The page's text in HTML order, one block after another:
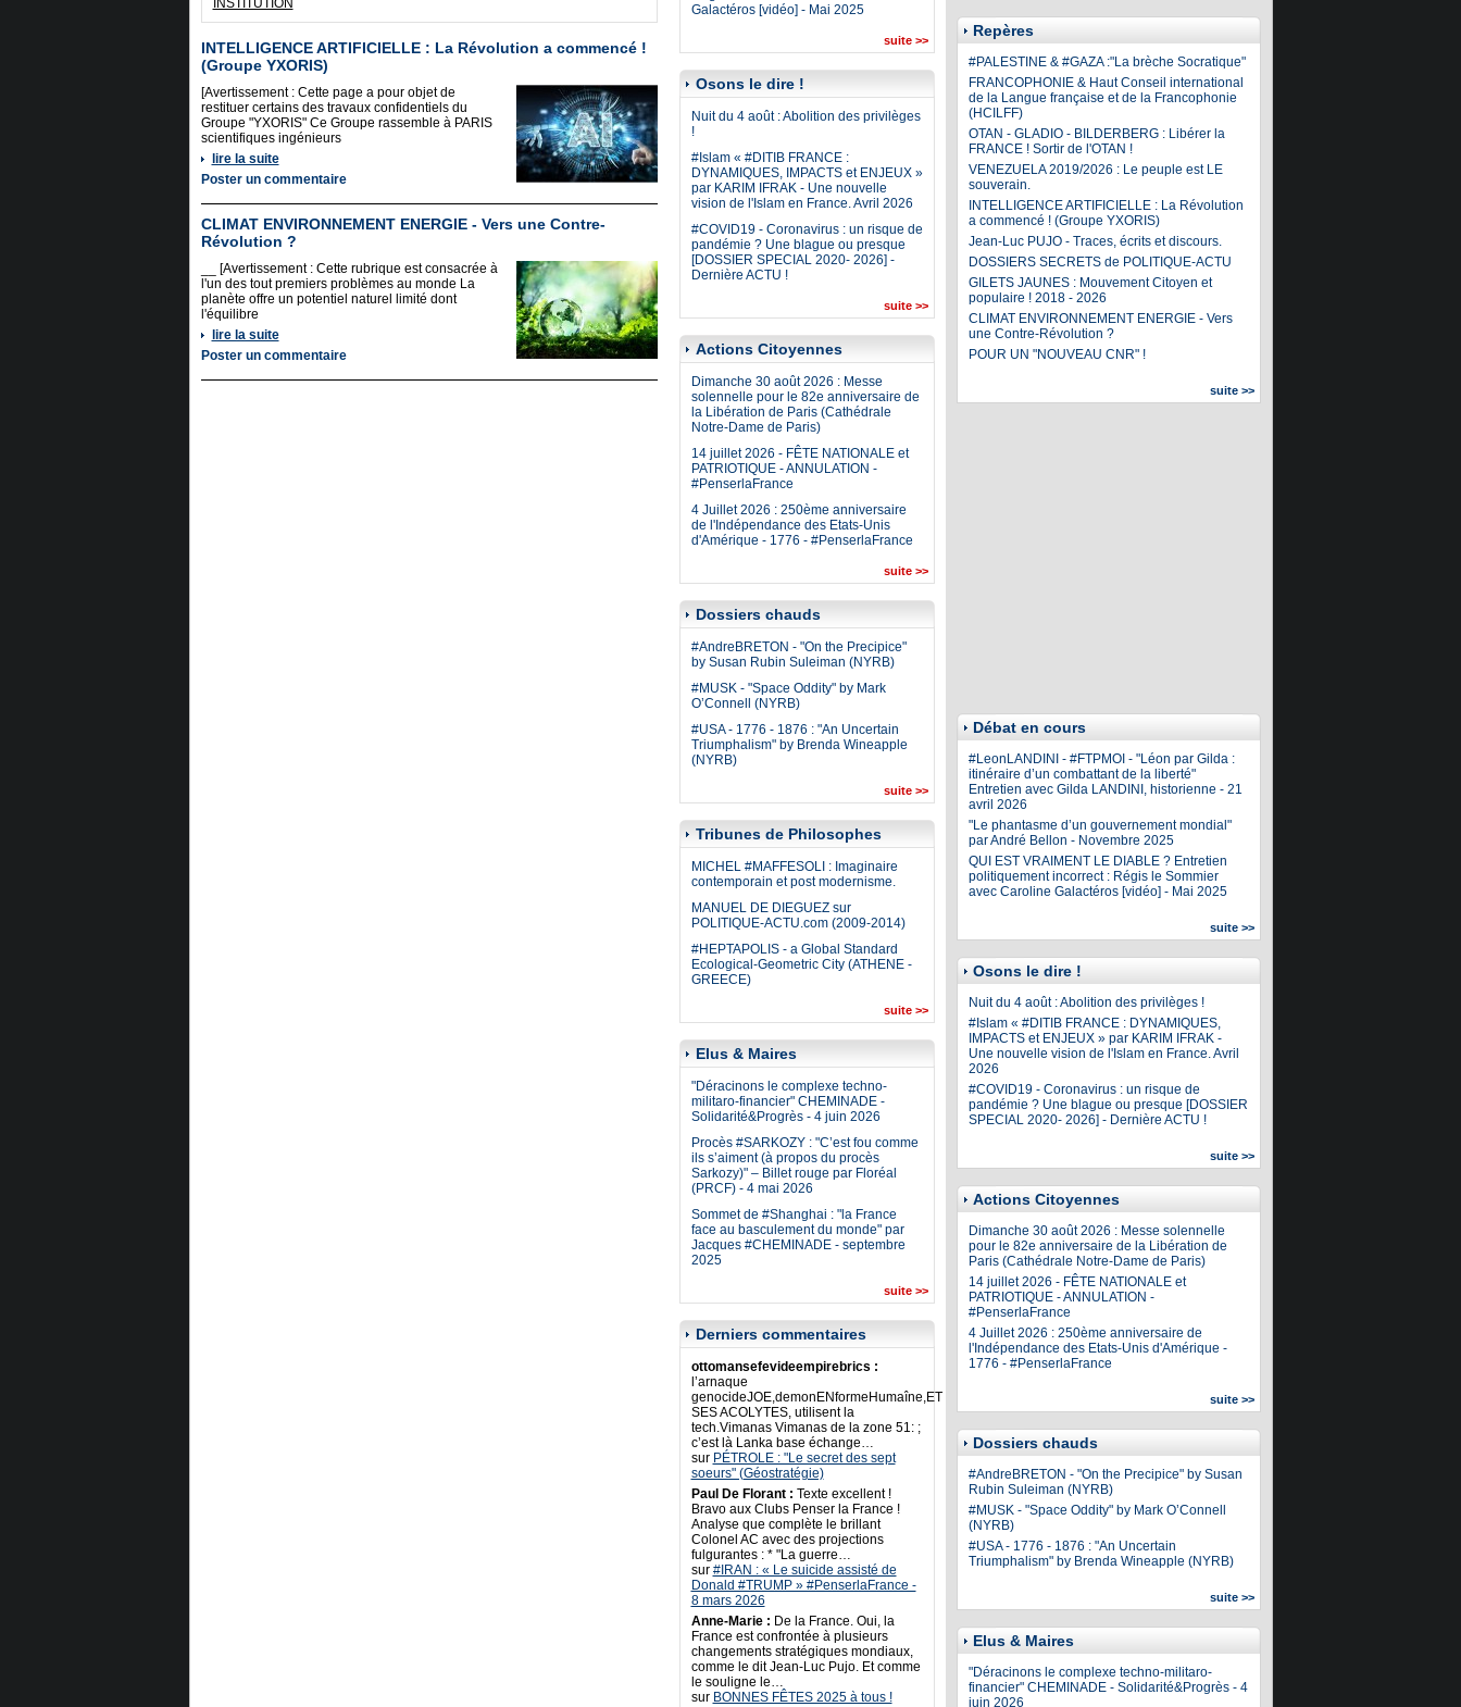
INSTITUTION
INTELLIGENCE ARTIFICIELLE : La Révolution a commencé !
(Groupe YXORIS)
[Avertissement : Cette page a pour objet de
restituer certains des travaux confidentiels du
Groupe "YXORIS" Ce Groupe rassemble à PARIS
scientifiques ingénieurs
lire la suite
Poster un commentaire
CLIMAT ENVIRONNEMENT ENERGIE - Vers une Contre-
Révolution ?
__ [Avertissement : Cette rubrique est consacrée à
l'un des tout premiers problèmes au monde La
planète offre un potentiel naturel limité dont
l'équilibre
lire la suite
Poster un commentaire
Galactéros [vidéo] - Mai 2025
suite >>
Osons le dire !
Nuit du 4 août : Abolition des privilèges
!
#Islam « #DITIB FRANCE :
DYNAMIQUES, IMPACTS et ENJEUX »
par KARIM IFRAK - Une nouvelle
vision de l'Islam en France. Avril 2026
#COVID19 - Coronavirus : un risque de
pandémie ? Une blague ou presque
[DOSSIER SPECIAL 2020- 2026] -
Dernière ACTU !
suite >>
Actions Citoyennes
Dimanche 30 août 2026 : Messe
solennelle pour le 82e anniversaire de
la Libération de Paris (Cathédrale
Notre-Dame de Paris)
14 juillet 2026 - FÊTE NATIONALE et
PATRIOTIQUE - ANNULATION -
#PenserlaFrance
4 Juillet 2026 : 250ème anniversaire
de l'Indépendance des Etats-Unis
d'Amérique - 1776 - #PenserlaFrance
suite >>
Dossiers chauds
#AndreBRETON - "On the Precipice"
by Susan Rubin Suleiman (NYRB)
#MUSK - "Space Oddity" by Mark
O’Connell (NYRB)
#USA - 1776 - 1876 : "An Uncertain
Triumphalism" by Brenda Wineapple
(NYRB)
suite >>
Tribunes de Philosophes
MICHEL #MAFFESOLI : Imaginaire
contemporain et post modernisme.
MANUEL DE DIEGUEZ sur
POLITIQUE-ACTU.com (2009-2014)
#HEPTAPOLIS - a Global Standard
Ecological-Geometric City (ATHENE -
GREECE)
suite >>
Elus & Maires
"Déracinons le complexe techno-
militaro-financier" CHEMINADE -
Solidarité&Progrès - 4 juin 2026
Procès #SARKOZY : "C’est fou comme
ils s’aiment (à propos du procès
Sarkozy)" – Billet rouge par Floréal
(PRCF) - 4 mai 2026
Sommet de #Shanghai : "la France
face au basculement du monde" par
Jacques #CHEMINADE - septembre
2025
suite >>
Derniers commentaires
ottomansefevideempirebrics :
l’arnaque
genocideJOE,demonENformeHumaîne,ET
SES ACOLYTES, utilisent la
tech.Vimanas Vimanas de la zone 51: ;
c’est là Lanka base échange…
sur PÉTROLE : "Le secret des sept
soeurs" (Géostratégie)
Paul De Florant : Texte excellent !
Bravo aux Clubs Penser la France !
Analyse que complète le brillant
Colonel AC avec des projections
fulgurantes : * "La guerre…
sur #IRAN : « Le suicide assisté de
Donald #TRUMP » #PenserlaFrance -
8 mars 2026
Anne-Marie : De la France. Oui, la
France est confrontée à plusieurs
changements stratégiques mondiaux,
comme le dit Jean-Luc Pujo. Et comme
le souligne le…
sur BONNES FÊTES 2025 à tous !
Repères
#PALESTINE & #GAZA :"La brèche Socratique"
FRANCOPHONIE & Haut Conseil international
de la Langue française et de la Francophonie
(HCILFF)
OTAN - GLADIO - BILDERBERG : Libérer la
FRANCE ! Sortir de l'OTAN !
VENEZUELA 2019/2026 : Le peuple est LE
souverain.
INTELLIGENCE ARTIFICIELLE : La Révolution
a commencé ! (Groupe YXORIS)
Jean-Luc PUJO - Traces, écrits et discours.
DOSSIERS SECRETS de POLITIQUE-ACTU
GILETS JAUNES : Mouvement Citoyen et
populaire ! 2018 - 2026
CLIMAT ENVIRONNEMENT ENERGIE - Vers
une Contre-Révolution ?
POUR UN "NOUVEAU CNR" !
suite >>
Débat en cours
#LeonLANDINI - #FTPMOI - "Léon par Gilda :
itinéraire d’un combattant de la liberté"
Entretien avec Gilda LANDINI, historienne - 21
avril 2026
"Le phantasme d’un gouvernement mondial"
par André Bellon - Novembre 2025
QUI EST VRAIMENT LE DIABLE ? Entretien
politiquement incorrect : Régis le Sommier
avec Caroline Galactéros [vidéo] - Mai 2025
suite >>
Osons le dire !
Nuit du 4 août : Abolition des privilèges !
#Islam « #DITIB FRANCE : DYNAMIQUES,
IMPACTS et ENJEUX » par KARIM IFRAK -
Une nouvelle vision de l'Islam en France. Avril
2026
#COVID19 - Coronavirus : un risque de
pandémie ? Une blague ou presque [DOSSIER
SPECIAL 2020- 2026] - Dernière ACTU !
suite >>
Actions Citoyennes
Dimanche 30 août 2026 : Messe solennelle
pour le 82e anniversaire de la Libération de
Paris (Cathédrale Notre-Dame de Paris)
14 juillet 2026 - FÊTE NATIONALE et
PATRIOTIQUE - ANNULATION -
#PenserlaFrance
4 Juillet 2026 : 250ème anniversaire de
l'Indépendance des Etats-Unis d'Amérique -
1776 - #PenserlaFrance
suite >>
Dossiers chauds
#AndreBRETON - "On the Precipice" by Susan
Rubin Suleiman (NYRB)
#MUSK - "Space Oddity" by Mark O’Connell
(NYRB)
#USA - 1776 - 1876 : "An Uncertain
Triumphalism" by Brenda Wineapple (NYRB)
suite >>
Elus & Maires
"Déracinons le complexe techno-militaro-
financier" CHEMINADE - Solidarité&Progrès - 4
juin 2026